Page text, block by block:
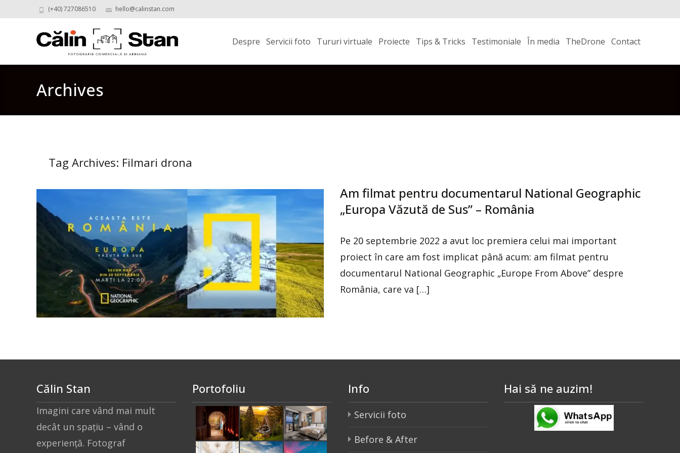
(+40) 727086510 hello@calinstan.com
to
Despre Servicii foto Tururi virtuale Proiecte Tips & Tricks Testimoniale În media TheDrone Contact
Archives
Tag Archives: Filmari drona
Am filmat pentru documentarul National Geographic
„Europa Văzută de Sus” – România
Pe 20 septembrie 2022 a avut loc premiera celui mai important
proiect în care am fost implicat până acum: am filmat pentru
documentarul National Geographic „Europe From Above” despre
România, care va […]
Călin Stan
Imagini care vând mai mult
decât un spațiu – vând o
experiență. Fotograf
Portofoliu Info
Servicii foto
Before & After
Hai să ne auzim!